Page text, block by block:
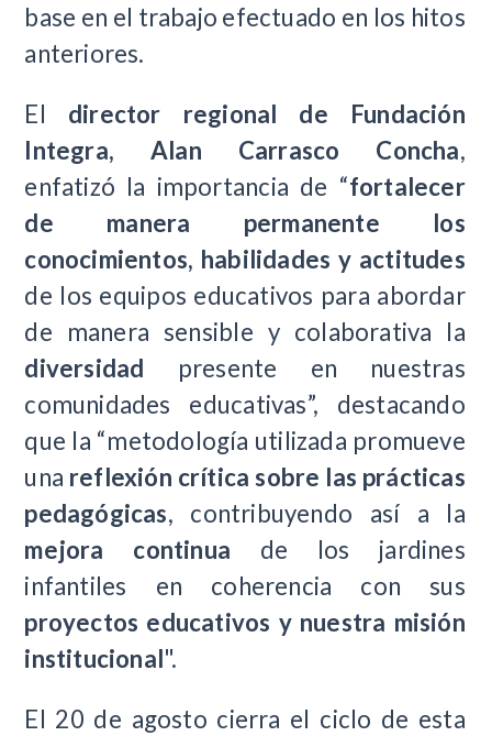
base en el trabajo efectuado en los hitos
anteriores.
El director regional de Fundación
Integra, Alan Carrasco Concha,
enfatizó la importancia de “fortalecer
de manera permanente los
conocimientos, habilidades y actitudes
de los equipos educativos para abordar
de manera sensible y colaborativa la
diversidad presente en nuestras
comunidades educativas”, destacando
que la “metodología utilizada promueve
una reflexión crítica sobre las prácticas
pedagógicas, contribuyendo así a la
mejora continua de los jardines
infantiles en coherencia con sus
proyectos educativos y nuestra misión
institucional".
El 20 de agosto cierra el ciclo de esta